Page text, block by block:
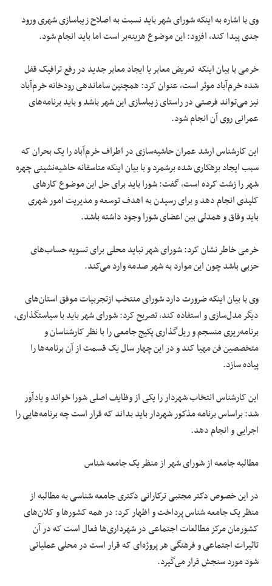
وی با اشاره به اینکه شورای شهر باید نسبت به اصلاح زیباسازی شهری ورود
جدی پیدا کند، افزود: این موضوع هزینه‌بر است اما باید انجام شود.
خرمی با بیان اینکه تعریض معابر یا ایجاد معابر جدید در رفع ترافیک قفل
شده خرم‌آباد موثر است، عنوان کرد: همچنین ساماندهی رودخانه خرم‌آباد
نیز می‌تواند فرصتی در راستای زیباسازی این شهر باشد و باید برنامه‌های
عمرانی روی آن انجام شود.
این کارشناس ارشد عمران حاشیه‌سازی در اطراف خرم‌آباد را یک بحران که
سبب ایجاد بزهکاری شده برشمرد و با بیان اینکه متاسفانه حاشیه‌نشینی چهره
شهر را زشت کرده است، گفت: شورا باید برای حل این موضوع کارهای
کلیدی انجام دهد و برای رسیدن به اهدف توسعه و مدیریت امور شهری
باید وفاق و همدلی بین اعضای شورا وجود داشته باشد.
خرمی خاطر نشان کرد: شورای شهر نباید محلی برای تسویه حساب‌های
حزبی باشد چون این موارد به شهر صدمه وارد می‌کند.
وی با بیان اینکه ضرورت دارد شورای منتخب ازتجربیات موفق استان‌های
دیگر مدل‌سازی و استفاده کند، تصریح کرد: شورای شهر باید با سیاستگذاری،
برنامه‌ریزی منسجم و ریل‌گذاری پکیج جامعی را با نظر کارشناسان و
متخصصین فن مهیا کند و در این چهار سال یک قسمت از آن برنامه‌ها را
پیاده سازد.
این کارشناس انتخاب شهردار را یکی از وظایف اصلی شورا خواند و یادآور
شد: براساس برنامه مذکور شهردار باید بداند که قرار است چه برنامه‌هایی را
اجرایی و انجام دهد.
مطالبه جامعه از شورای شهر از منظر یک جامعه شناس
در این خصوص دکتر مجتبی ترکارانی دکتری جامعه شناسی به مطالبه از
منظر یک جامعه شناس پرداخت و اظهار کرد: در همه کشورها و کلان‌های
کشورمان مرکز مطالعات اجتماعی در شهرداری‌ها فعال است که در آن
تاثیرات اجتماعی و فرهنگی هر پروژه‌ای که قرار است در محلی عملیاتی
شود مورد سنجش قرار می‌گیرد.